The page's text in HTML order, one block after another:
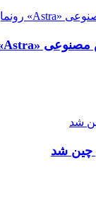
چین شد